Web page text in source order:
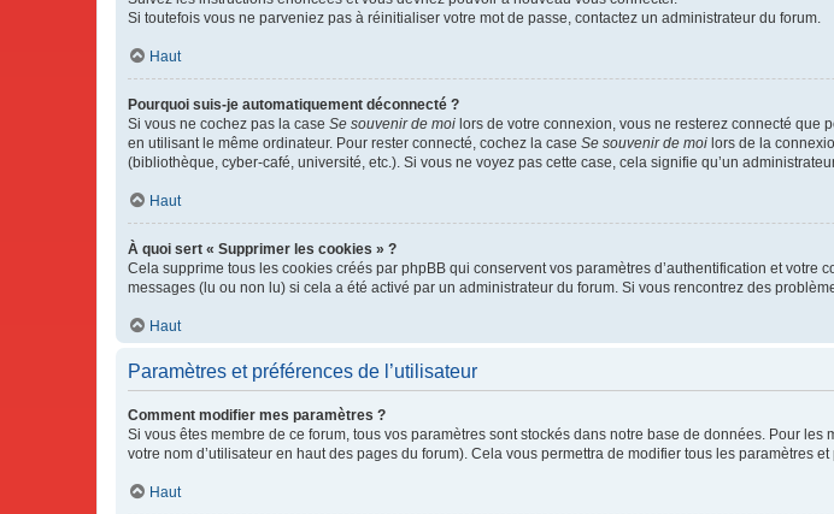
Si toutefois vous ne parveniez pas à réinitialiser votre mot de passe, contactez un administrateur du forum.
Haut
Pourquoi suis-je automatiquement déconnecté ?
Si vous ne cochez pas la case Se souvenir de moi lors de votre connexion, vous ne resterez connecté que
en utilisant le même ordinateur. Pour rester connecté, cochez la case Se souvenir de moi lors de la
(bibliothèque, cyber-café, université, etc.). Si vous ne voyez pas cette case, cela signifie qu’un
Haut
À quoi sert « Supprimer les cookies » ?
Cela supprime tous les cookies créés par phpBB qui conservent vos paramètres d’authentification et
messages (lu ou non lu) si cela a été activé par un administrateur du forum. Si vous rencontrez des
Haut
Paramètres et préférences de l’utilisateur
Comment modifier mes paramètres ?
Si vous êtes membre de ce forum, tous vos paramètres sont stockés dans notre base de données. Pour les
votre nom d’utilisateur en haut des pages du forum). Cela vous permettra de modifier tous les paramètres
Haut